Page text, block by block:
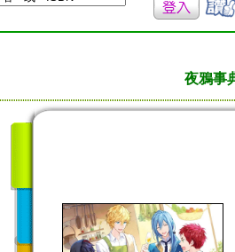
夜鴉事